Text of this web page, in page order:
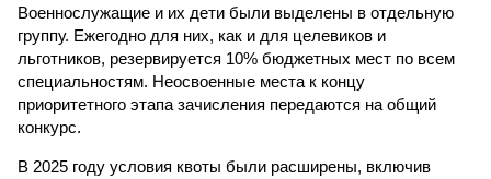
Военнослужащие и их дети были выделены в отдельную
группу. Ежегодно для них, как и для целевиков и
льготников, резервируется 10% бюджетных мест по всем
специальностям. Неосвоенные места к концу
приоритетного этапа зачисления передаются на общий
конкурс.
В 2025 году условия квоты были расширены, включив